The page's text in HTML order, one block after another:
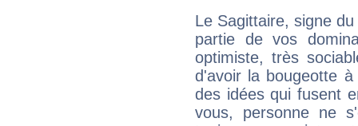
Le Sagittaire, signe
partie de vos
optimiste, très
d'avoir la bougeotte
des idées qui fusent
vous, personne ne